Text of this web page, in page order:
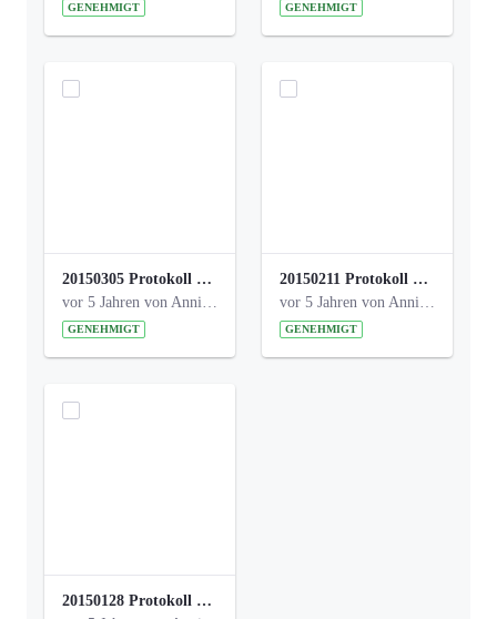
GENEHMIGT GENEHMIGT
20150305 Protokoll Bismarckplatz _UrbanG_01.pdf
vor 5 Jahren von Anni Schlumberger
GENEHMIGT
20150211 Protokoll Bismarckplatz_Jugend_02b.pdf
vor 5 Jahren von Anni Schlumberger
GENEHMIGT
20150128 Protokoll Bismarckplatz_Jugend_01.pdf